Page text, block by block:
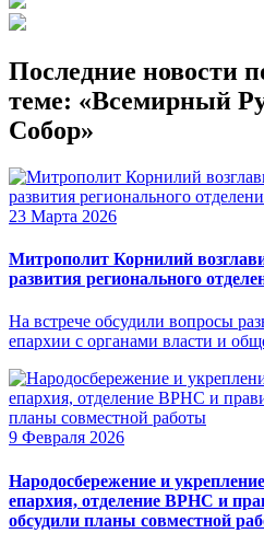
Последние новости
теме: «Всемирный
Собор»
23 Марта 2026
Митрополит Корнилий
развития регионального
На встрече обсудили вопросы
епархии с органами власти и
9 Февраля 2026
Народосбережение и
епархия, отделение ВРНС и
обсудили планы совместной